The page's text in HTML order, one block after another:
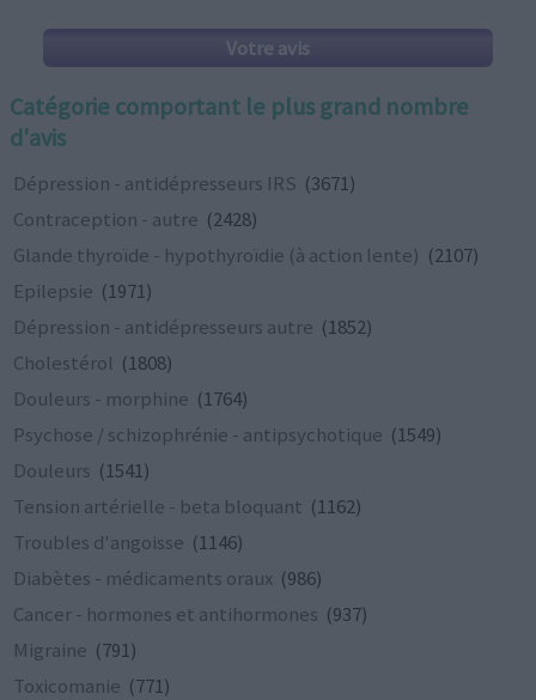
Votre avis
Catégorie comportant le plus grand nombre
d'avis
Dépression - antidépresseurs IRS (3671)
Contraception - autre (2428)
Glande thyroïde - hypothyroïdie (à action lente) (2107)
Epilepsie (1971)
Dépression - antidépresseurs autre (1852)
Cholestérol (1808)
Douleurs - morphine (1764)
Psychose / schizophrénie - antipsychotique (1549)
Douleurs (1541)
Tension artérielle - beta bloquant (1162)
Troubles d'angoisse (1146)
Diabètes - médicaments oraux (986)
Cancer - hormones et antihormones (937)
Migraine (791)
Toxicomanie (771)